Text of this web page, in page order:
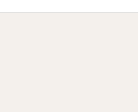
ガニックで安全安心の高級